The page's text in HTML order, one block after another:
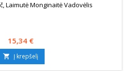
Laimutė Monginaitė Vadovėlis
Kaina
15,34 €
 Į krepšelį